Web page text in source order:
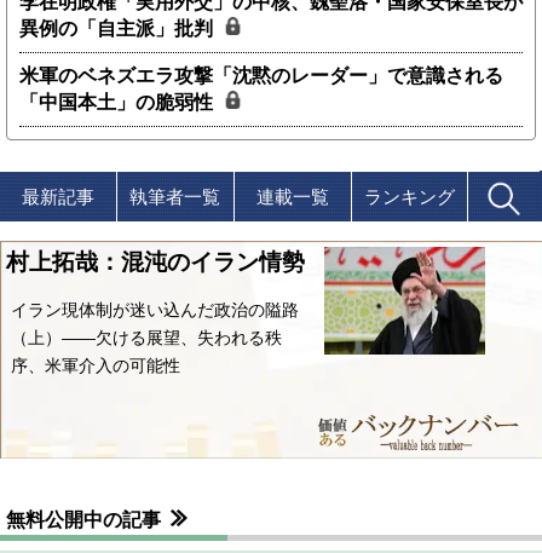
異例の「自主派」批判
米軍のベネズエラ攻撃「沈黙のレーダー」で意識される
「中国本土」の脆弱性
最新記事 執筆者一覧 連載一覧 ランキング
村上拓哉：混沌のイラン情勢
イラン現体制が迷い込んだ政治の隘路
（上）――欠ける展望、失われる秩
序、米軍介入の可能性
無料公開中の記事